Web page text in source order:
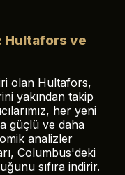
Hultafors ve
olan Hultafors,
yakından takip
her yeni
güçlü ve daha
analizler
Columbus'deki
sıfıra indirir.